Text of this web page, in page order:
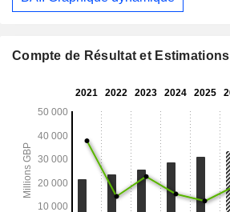
Compte de Résultat et Estimations